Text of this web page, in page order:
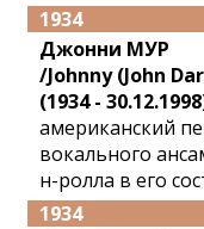
1934
Джонни МУР
/Johnny (John
(1934 -
американский
вокального
н-ролла в его
1934